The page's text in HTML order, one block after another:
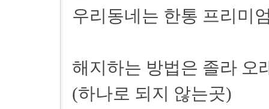
우리동네는 한통 프리미
해지하는 방법은 졸라 오
(하나로 되지 않는곳)